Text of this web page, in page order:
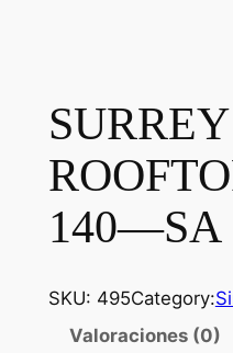
SURREY
140—SA
SKU: 495Category:
Valoraciones (0)